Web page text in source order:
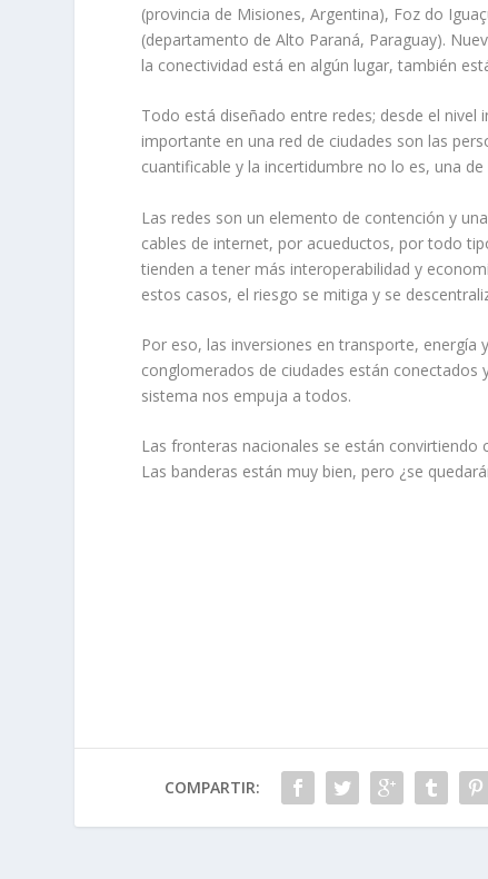
(provincia de Misiones, Argentina), Foz do
(departamento de Alto Paraná, Paraguay).
la conectividad está en algún lugar, también
Todo está diseñado entre redes; desde el
importante en una red de ciudades son las
cuantificable y la incertidumbre no lo es, una
Las redes son un elemento de contención y
cables de internet, por acueductos, por todo
tienden a tener más interoperabilidad y
estos casos, el riesgo se mitiga y se
Por eso, las inversiones en transporte, energía
conglomerados de ciudades están
sistema nos empuja a todos.
Las fronteras nacionales se están convirtiendo
Las banderas están muy bien, pero ¿se
COMPARTIR: